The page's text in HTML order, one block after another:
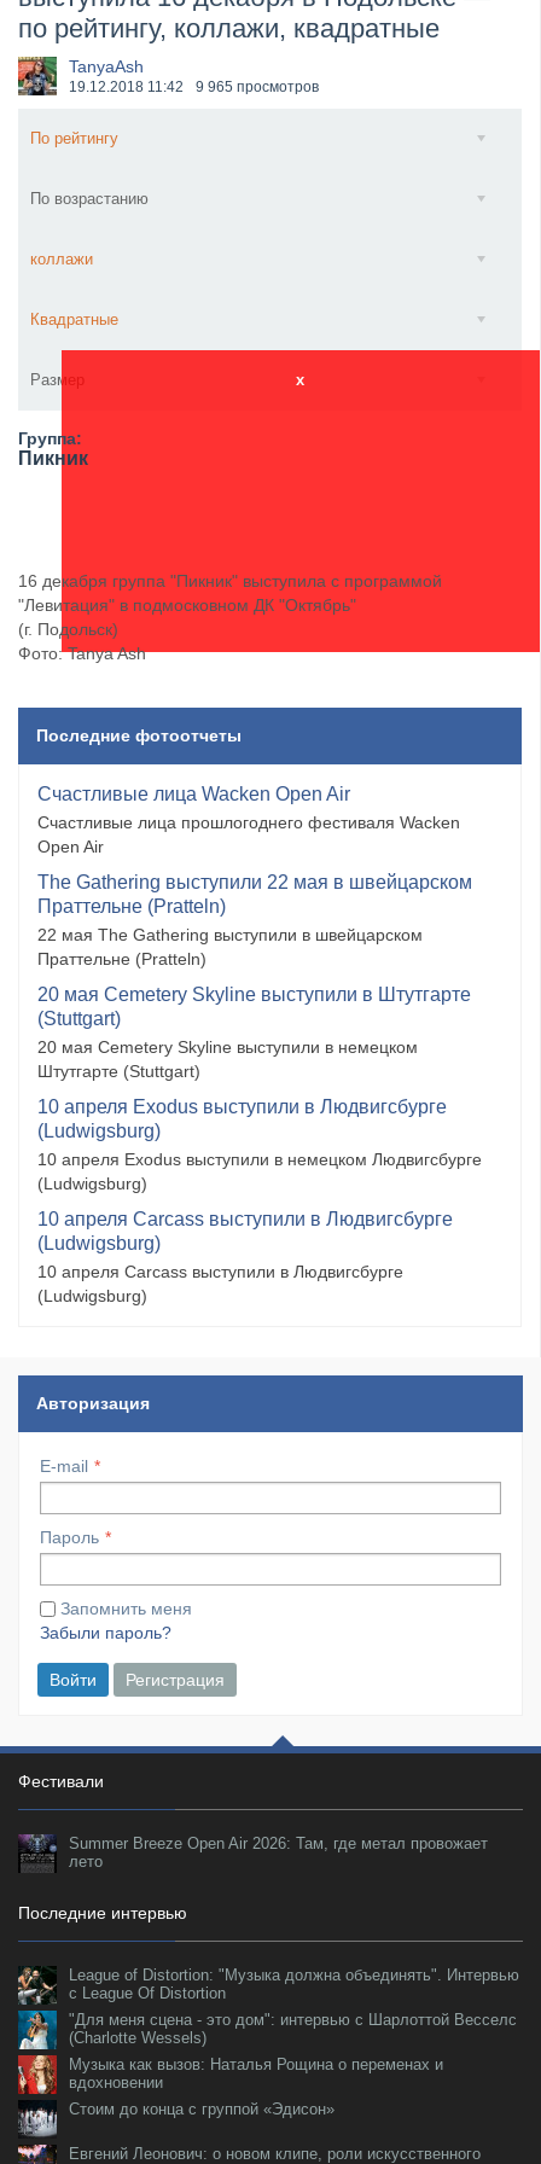
​Anthrax выпустили новый сингл и клип «Everybod...
по рейтингу, коллажи, квадратные
TanyaAsh
19.12.2018 11:42 9 965 просмотров
По рейтингу
По возрастанию
коллажи
Квадратные
Размер x
Группа:
Пикник
16 декабря группа "Пикник" выступила с программой
"Левитация" в подмосковном ДК "Октябрь"
(г. Подольск)
Фото: Tanya Ash
Последние фотоотчеты
Счастливые лица Wacken Open Air
Счастливые лица прошлогоднего фестиваля Wacken
Open Air
The Gathering выступили 22 мая в швейцарском
Праттельне (Pratteln)
22 мая The Gathering выступили в швейцарском
Праттельне (Pratteln)
20 мая Cemetery Skyline выступили в Штутгарте
(Stuttgart)
20 мая Cemetery Skyline выступили в немецком
Штутгарте (Stuttgart)
10 апреля Exodus выступили в Людвигсбурге
(Ludwigsburg)
10 апреля Exodus выступили в немецком Людвигсбурге
(Ludwigsburg)
10 апреля Carcass выступили в Людвигсбурге
(Ludwigsburg)
10 апреля Carcass выступили в Людвигсбурге
(Ludwigsburg)
Авторизация
E-mail
Пароль
Запомнить меня
Забыли пароль?
Войти Регистрация
Фестивали
Summer Breeze Open Air 2026: Там, где метал провожает
лето
Последние интервью
League of Distortion: "Музыка должна объединять". Интервью
с League Of Distortion
"Для меня сцена - это дом": интервью с Шарлоттой Весселс
(Charlotte Wessels)
Музыка как вызов: Наталья Рощина о переменах и
вдохновении
Стоим до конца с группой «Эдисон»
Евгений Леонович: о новом клипе, роли искусственного